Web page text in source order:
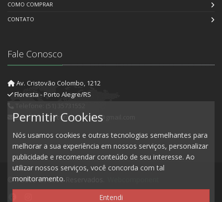
COMO COMPRAR
CONTATO
Fale Conosco
Av. Cristovão Colombo, 1212
Floresta - Porto Alegre/RS
E-mail: artedecorartesanato@gmail.com
© Todos Direitos Reservados.
Permitir Cookies
Nós usamos cookies e outras tecnologias semelhantes para
melhorar a sua experiência em nossos serviços, personalizar
publicidade e recomendar conteúdo de seu interesse. Ao
utilizar nossos serviços, você concorda com tal
monitoramento.
Entendi